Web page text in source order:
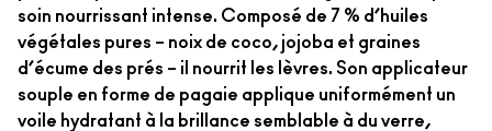
soin nourrissant intense. Composé de 7 % d’huiles
végétales pures – noix de coco, jojoba et graines
d’écume des prés – il nourrit les lèvres. Son applicateur
souple en forme de pagaie applique uniformément un
voile hydratant à la brillance semblable à du verre,